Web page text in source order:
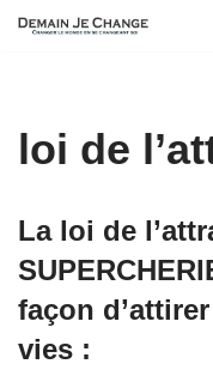
loi de
La loi de
façon
vies :